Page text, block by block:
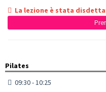
La lezione è stata
Pilates
09:30 - 10:25